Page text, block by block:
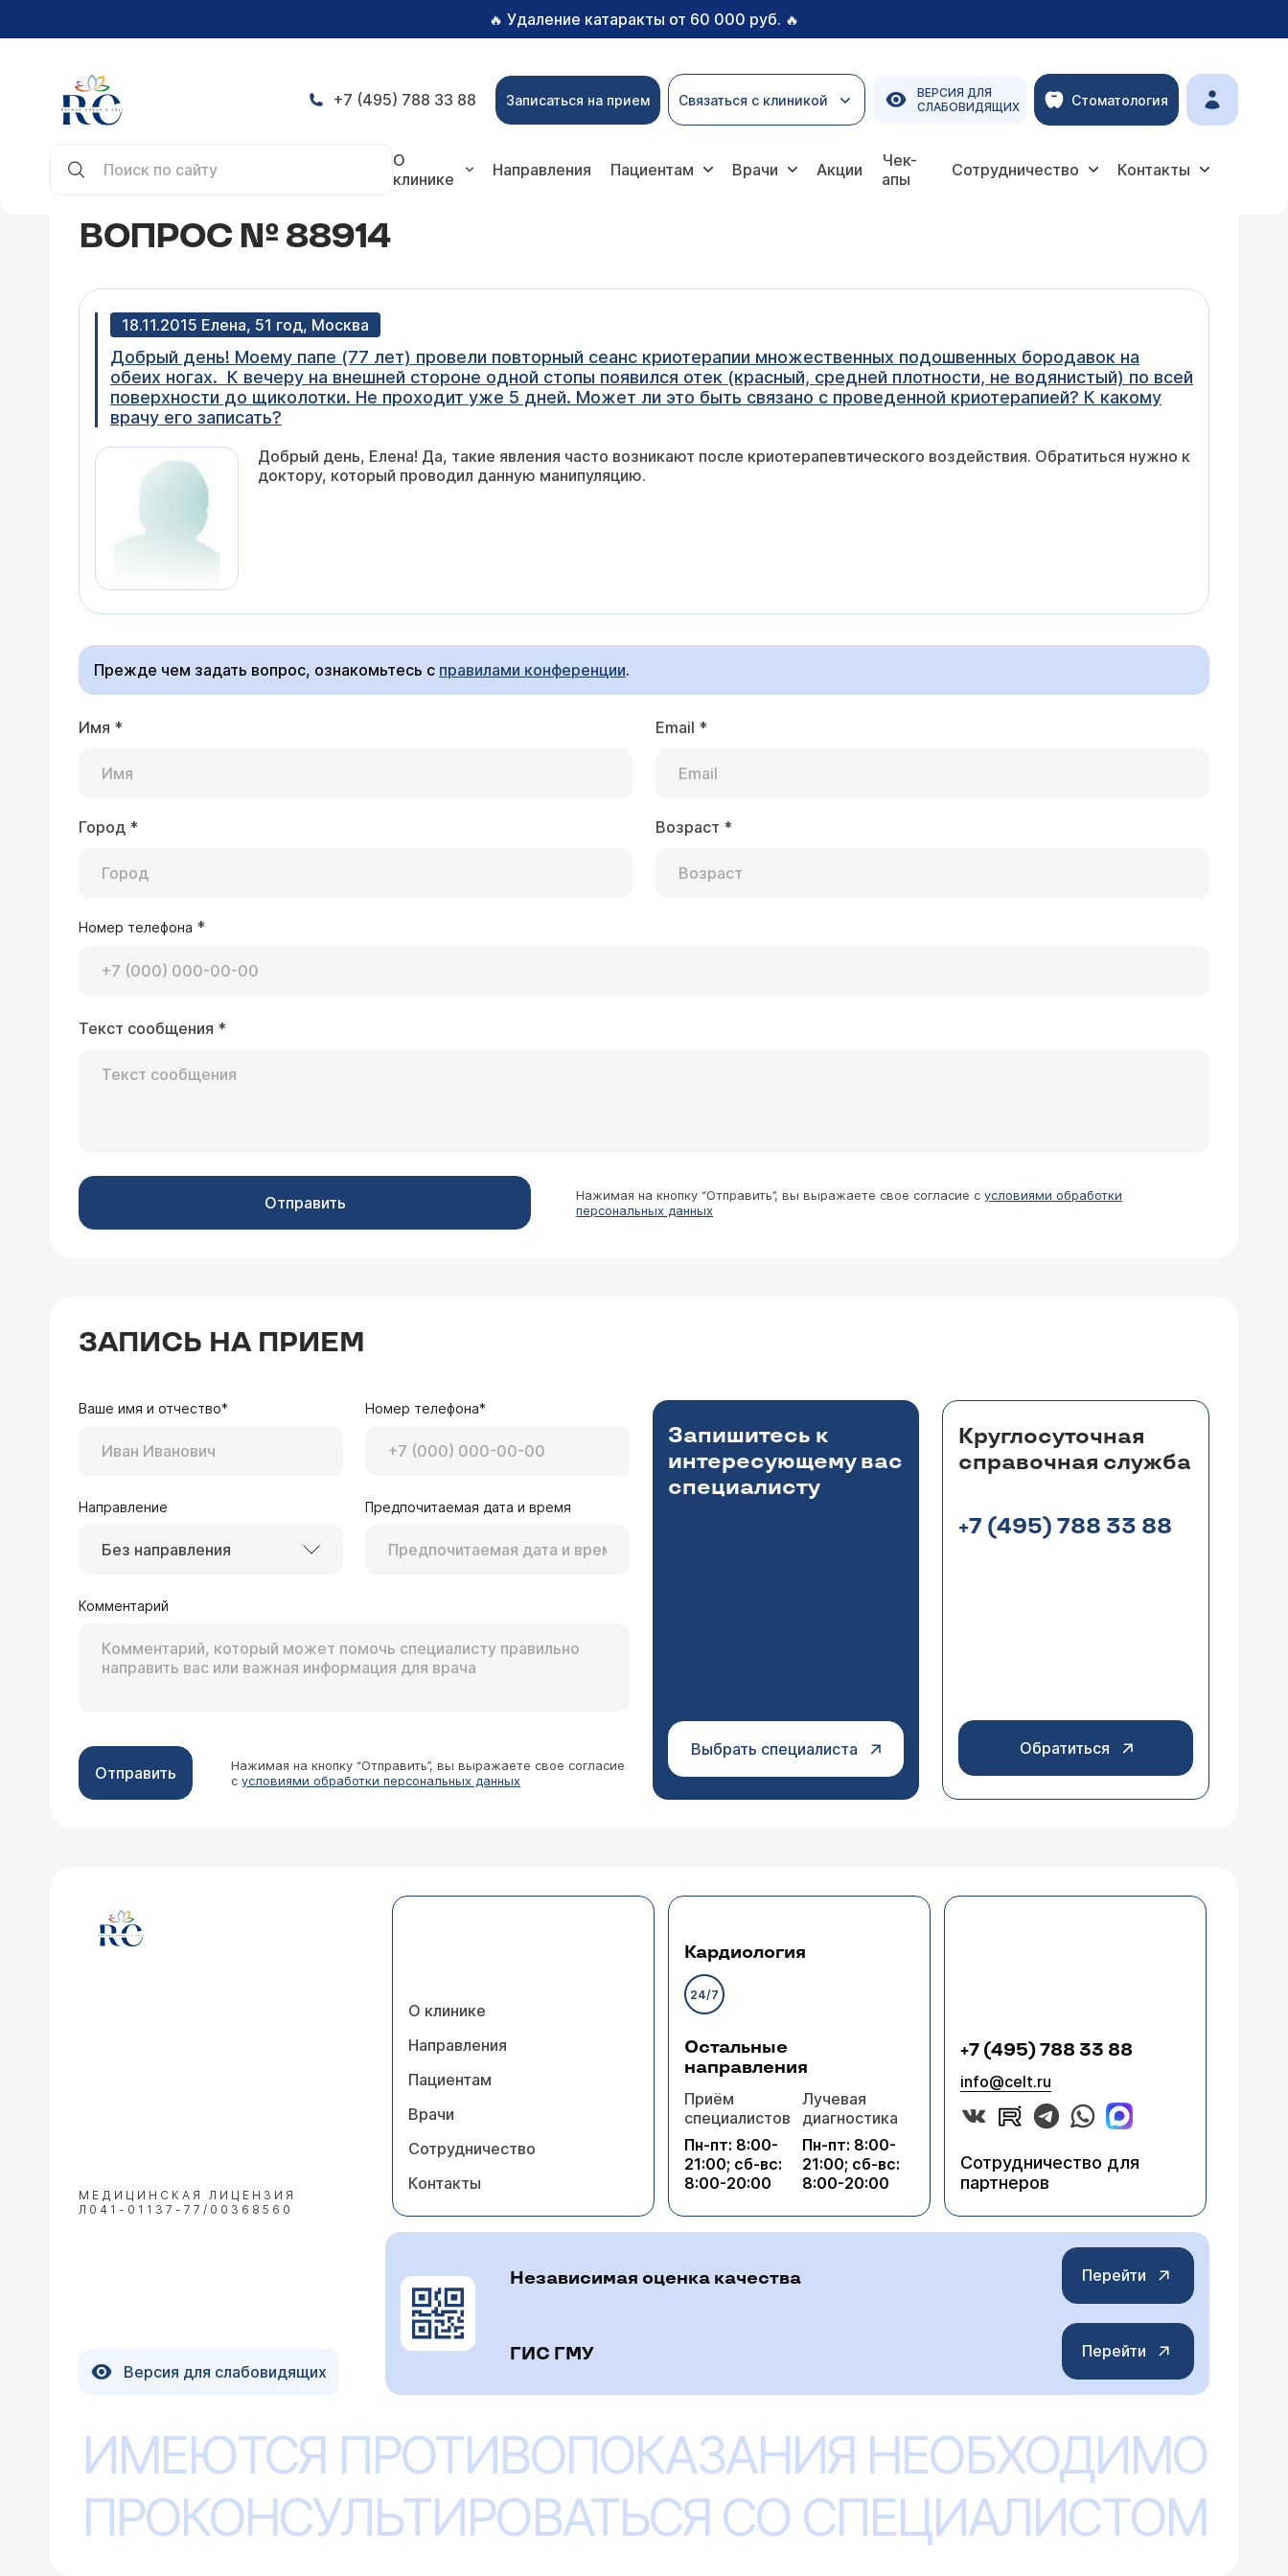
🔥 Удаление катаракты от 60 000 руб. 🔥
+7 (495) 788 33 88 Записаться на прием Связаться с клиникой
ВЕРСИЯ ДЛЯ
СЛАБОВИДЯЩИХ
Стоматология
О
клинике
Направления Пациентам Врачи Акции
Чек-
апы
Сотрудничество Контакты
ВОПРОС № 88914
18.11.2015 Елена, 51 год, Москва
Добрый день! Моему папе (77 лет) провели повторный сеанс криотерапии множественных подошвенных бородавок на
обеих ногах. К вечеру на внешней стороне одной стопы появился отек (красный, средней плотности, не водянистый) по всей
поверхности до щиколотки. Не проходит уже 5 дней. Может ли это быть связано с проведенной криотерапией? К какому
врачу его записать?
Добрый день, Елена! Да, такие явления часто возникают после криотерапевтического воздействия. Обратиться нужно к
доктору, который проводил данную манипуляцию.
Прежде чем задать вопрос, ознакомьтесь с правилами конференции.
Имя * Email *
Город * Возраст *
Номер телефона *
Текст сообщения *
Отправить Нажимая на кнопку “Отправить”, вы выражаете свое согласие сусловиями обработки
персональных данных
ЗАПИСЬ НА ПРИЕМ
Ваше имя и отчество* Номер телефона*
Направление
Без направления
Предпочитаемая дата и время
Комментарий
Отправить
Нажимая на кнопку “Отправить”, вы выражаете свое согласие
с условиями обработки персональных данных
Запишитесь к
интересующему вас
специалисту
Выбрать специалиста
Круглосуточная
справочная служба
+7 (495) 788 33 88
Обратиться
МЕДИЦИНСКАЯ ЛИЦЕНЗИЯ
Л041-01137-77/00368560
О клинике
Направления
Пациентам
Врачи
Сотрудничество
Контакты
Кардиология
24/7
Остальные
направления
Приём
специалистов
Пн-пт: 8:00-
21:00; сб-вс:
8:00-20:00
Лучевая
диагностика
Пн-пт: 8:00-
21:00; сб-вс:
8:00-20:00
+7 (495) 788 33 88
info@celt.ru
Сотрудничество для
партнеров
Версия для слабовидящих
Независимая оценка качества Перейти
ГИС ГМУ Перейти
ИМЕЮТСЯ ПРОТИВОПОКАЗАНИЯ НЕОБХОДИМО
ПРОКОНСУЛЬТИРОВАТЬСЯ СО СПЕЦИАЛИСТОМ